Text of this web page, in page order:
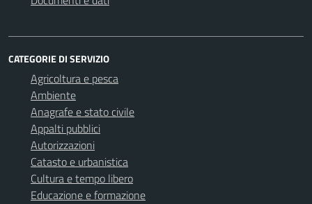
CATEGORIE DI SERVIZIO
Agricoltura e pesca
Ambiente
Anagrafe e stato civile
Appalti pubblici
Autorizzazioni
Catasto e urbanistica
Cultura e tempo libero
Educazione e formazione